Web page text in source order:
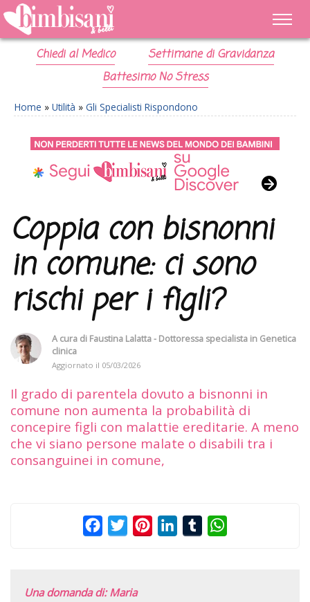
Chiedi al Medico
Settimane di Gravidanza
Battesimo No Stress
Home » Utilità » Gli Specialisti Rispondono
Coppia con bisnonni
in comune: ci sono
rischi per i figli?
A cura di Faustina Lalatta - Dottoressa specialista in Genetica
clinica
Aggiornato il 05/03/2026
Il grado di parentela dovuto a bisnonni in
comune non aumenta la probabilità di
concepire figli con malattie ereditarie. A meno
che vi siano persone malate o disabili tra i
consanguinei in comune,
FacebookTwitterPinterestLinkedInTumblr
Una domanda di: Maria